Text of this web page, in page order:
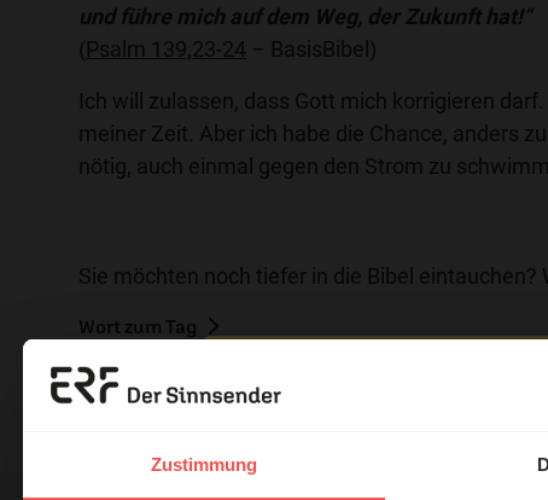
Zustimmung
und führe mich auf dem Weg, der Zukunft hat!“
(Psalm 139,23-24 – BasisBibel)
Ich will zulassen, dass Gott mich korrigieren darf.
meiner Zeit. Aber ich habe die Chance, anders
nötig, auch einmal gegen den Strom zu
Sie möchten noch tiefer in die Bibel
Wort zum Tag
Nutzungsrechte Erzähl mal!
Das erleben unsere Hörerinnen